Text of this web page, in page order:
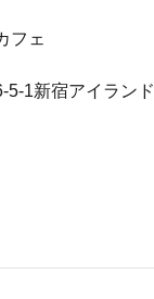
フェ
5-1新宿アイラン